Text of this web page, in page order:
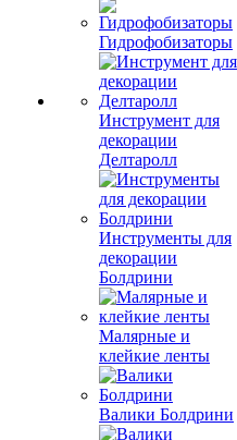
Гидрофобизаторы
Инструмент для
декорации
Делтаролл
Инструменты для
декорации
Болдрини
Малярные и
клейкие ленты
Валики Болдрини